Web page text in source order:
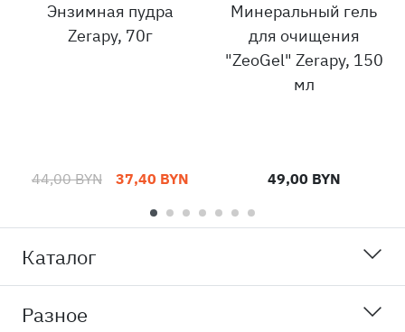
Энзимная пудра
Zerapy, 70г
44,00 BYN 37,40 BYN
Минеральный гель
для очищения
"ZeoGel" Zerapy, 150
мл
49,00 BYN
Каталог
Разное